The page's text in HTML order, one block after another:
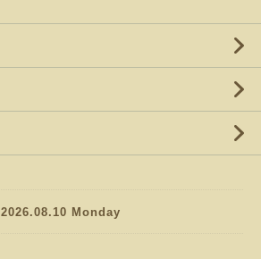
2026.08.10 Monday